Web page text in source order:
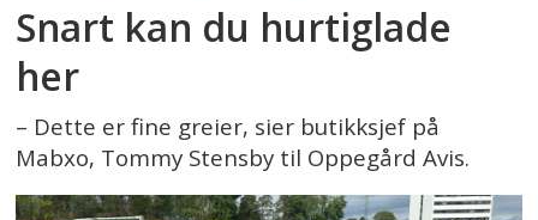
Snart kan du hurtiglade
her
– Dette er fine greier, sier butikksjef på
Mabxo, Tommy Stensby til Oppegård Avis.